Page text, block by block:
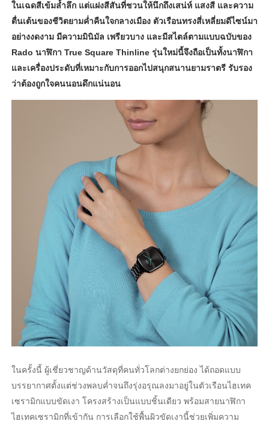
ในเฉดสีเข้มล้ำลึก แต่แฝงสีสันที่ชวนให้นึกถึงเสน่ห์ แสงสี และความ
ตื่นเต้นของชีวิตยามค่ำคืนใจกลางเมือง ตัวเรือนทรงสี่เหลี่ยมดีไซน์มา
อย่างงดงาม มีความมินิมัล เพรียวบาง และมีสไตล์ตามแบบฉบับของ
Rado นาฬิกา True Square Thinline รุ่นใหม่นี้จึงถือเป็นทั้งนาฬิกา
และเครื่องประดับที่เหมาะกับการออกไปสนุกสนานยามราตรี รับรอง
ว่าต้องถูกใจคนนอนดึกแน่นอน
ในครั้งนี้ ผู้เชี่ยวชาญด้านวัสดุที่คนทั่วโลกต่างยกย่อง ได้ถอดแบบ
บรรยากาศตั้งแต่ช่วงพลบค่ำจนถึงรุ่งอรุณลงมาอยู่ในตัวเรือนไฮเทค
เซรามิกแบบขัดเงา โครงสร้างเป็นแบบชิ้นเดียว พร้อมสายนาฬิกา
ไฮเทคเซรามิกที่เข้ากัน การเลือกใช้พื้นผิวขัดเงานี้ช่วยเพิ่มความ